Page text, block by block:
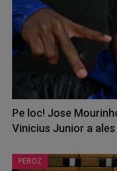
Pe loc! Jose
Vinicius Junior a ales
PEROZ